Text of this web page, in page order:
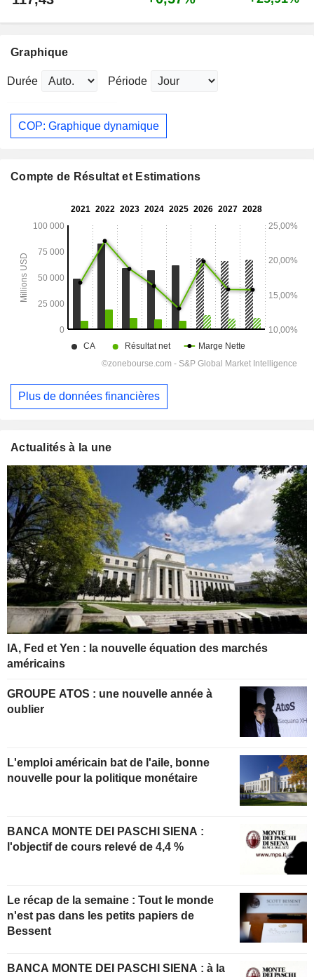
Graphique
Durée Période
COP: Graphique dynamique
Compte de Résultat et Estimations
Plus de données financières
Actualités à la une
IA, Fed et Yen : la nouvelle équation des marchés
américains
GROUPE ATOS : une nouvelle année à
oublier
L'emploi américain bat de l'aile, bonne
nouvelle pour la politique monétaire
BANCA MONTE DEI PASCHI SIENA :
l'objectif de cours relevé de 4,4 %
Le récap de la semaine : Tout le monde
n'est pas dans les petits papiers de
Bessent
BANCA MONTE DEI PASCHI SIENA : à la